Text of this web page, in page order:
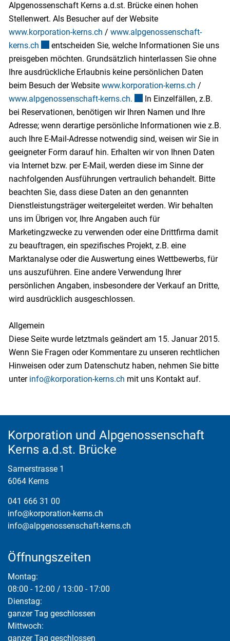
Alpgenossenschaft Kerns a.d.st. Brücke einen hohen
Stellenwert. Als Besucher auf der Website
www.korporation-kerns.ch / www.alpgenossenschaft-
kerns.ch Externer Link wird in einem neuen Fenster geöffnet.
entscheiden Sie, welche Informationen Sie uns
preisgeben möchten. Grundsätzlich hinterlassen Sie ohne
Ihre ausdrückliche Erlaubnis keine persönlichen Daten
beim Besuch der Website www.korporation-kerns.ch /
www.alpgenossenschaft-kerns.ch. Externer Link wird in
In Einzelfällen, z.B.
bei Reservationen, benötigen wir Ihren Namen und Ihre
Adresse; wenn derartige persönliche Informationen wie z.B.
auch Ihre E-Mail-Adresse notwendig sind, weisen wir Sie in
geeigneter Form darauf hin. Erhalten wir von Ihnen Daten
via Internet bzw. per E-Mail, werden diese im Sinne der
nachfolgenden Ausführungen vertraulich behandelt. Bitte
beachten Sie, dass diese Daten an den genannten
Dienstleistungsträger weitergeleitet werden. Wir behalten
uns im Übrigen vor, Ihre Angaben auch für
Marketingzwecke zu verwenden oder eine Drittfirma damit
zu beauftragen, ein spezifisches Projekt, z.B. eine
Marktanalyse oder die Auswertung eines Wettbewerbs, für
uns auszuführen. Eine andere Verwendung Ihrer
persönlichen Angaben, insbesondere der Verkauf an Dritte,
wird ausdrücklich ausgeschlossen.
Allgemein
Diese Seite wurde letztmals geändert am 15. Januar 2015.
Wenn Sie Fragen oder Kommentare zu unseren rechtlichen
Hinweisen oder zum Datenschutz haben, nehmen Sie bitte
unter info@korporation-kerns.ch mit uns Kontakt auf.
Korporation und Alpgenossenschaft
Kerns a.d.st. Brücke
Sarnerstrasse 1
6064 Kerns
041 666 31 00
info@korporation-kerns.ch
info@alpgenossenschaft-kerns.ch
Öffnungszeiten
Montag:
08:00 - 12:00 / 13:00 - 17:00
Dienstag:
ganzer Tag geschlossen
Mittwoch:
ganzer Tag geschlossen